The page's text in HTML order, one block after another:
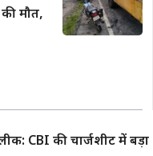
मौत,
CBI की चार्जशीट में बड़ा